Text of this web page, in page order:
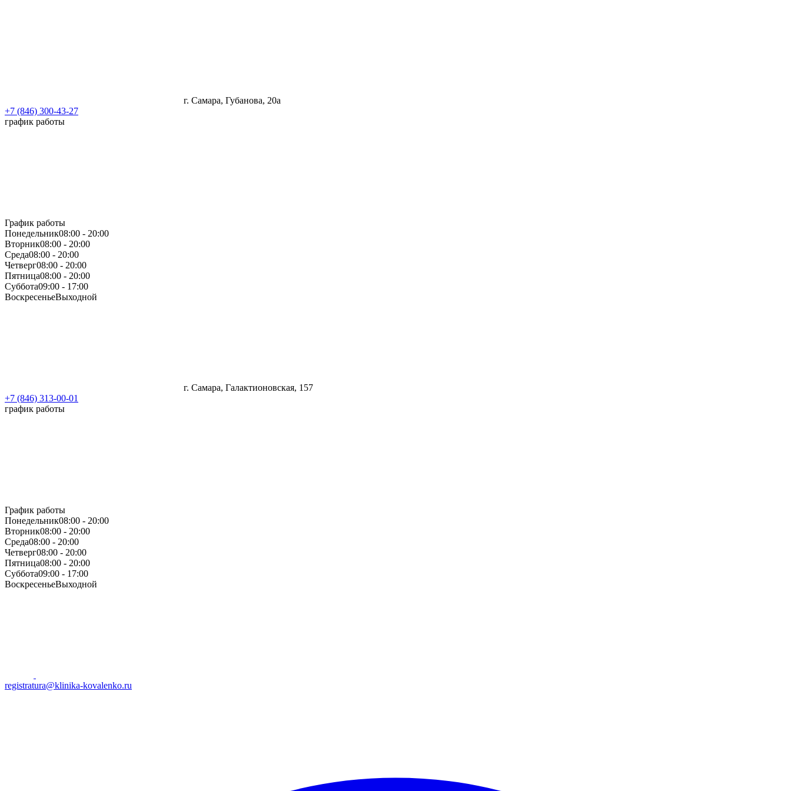
г. Самара, Губанова, 20а
+7 (846) 300-43-27
график работы
График работы
Понедельник08:00 - 20:00
Вторник08:00 - 20:00
Среда08:00 - 20:00
Четверг08:00 - 20:00
Пятница08:00 - 20:00
Суббота09:00 - 17:00
ВоскресеньеВыходной
г. Самара, Галактионовская, 157
+7 (846) 313-00-01
график работы
График работы
Понедельник08:00 - 20:00
Вторник08:00 - 20:00
Среда08:00 - 20:00
Четверг08:00 - 20:00
Пятница08:00 - 20:00
Суббота09:00 - 17:00
ВоскресеньеВыходной
registratura@klinika-kovalenko.ru